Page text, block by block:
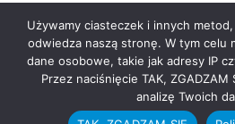
© 2026 MUSTC.
Używamy ciasteczek i innych
odwiedza naszą stronę. W tym celu
dane osobowe, takie jak adresy IP
Przez naciśnięcie TAK,
analizę Twoich